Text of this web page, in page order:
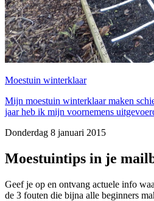
Moestuin winterklaar
Mijn moestuin winterklaar maken
jaar heb ik mijn voornemens
Donderdag 8 januari 2015
Moestuintips in je
Geef je op en ontvang actuele info
de 3 fouten die bijna alle beginners